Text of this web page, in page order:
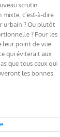
scrutin
c’est-à-dire
urbain ? Ou plutôt
? Pour les
leur point de vue
qui éviterait aux
que tous ceux qui
les bonnes